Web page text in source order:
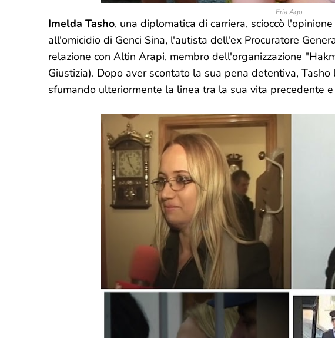
Eria Ago
Imelda Tasho, una diplomatica di carriera, scioccò
all'omicidio di Genci Sina, l'autista dell'ex Procuratore
relazione con Altin Arapi, membro dell'organizzazione
Giustizia). Dopo aver scontato la sua pena detentiva,
sfumando ulteriormente la linea tra la sua vita precedente